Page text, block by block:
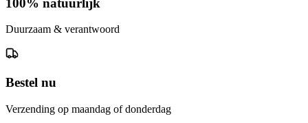
Duurzaam & verantwoord
Bestel nu
Verzending op maandag of donderdag